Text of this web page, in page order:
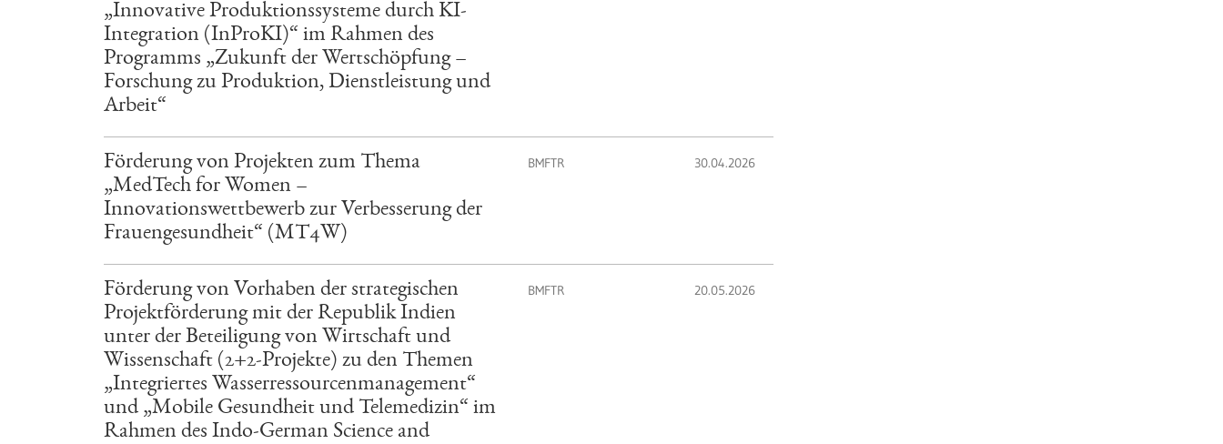
„Innovative Produktionssysteme durch KI-
Integration (InProKI)“ im Rahmen des
Programms „Zukunft der Wertschöpfung –
Forschung zu Produktion, Dienstleistung und
Arbeit“
Förderung von Projekten zum Thema
„MedTech for Women –
Innovationswettbewerb zur Verbesserung der
Frauengesundheit“ (MT4W)
BMFTR 30.04.2026
Förderung von Vorhaben der strategischen
Projektförderung mit der Republik Indien
unter der Beteiligung von Wirtschaft und
Wissenschaft (2+2-Projekte) zu den Themen
„Integriertes Wasserressourcenmanagement“
und „Mobile Gesundheit und Telemedizin“ im
Rahmen des Indo-German Science and
BMFTR 20.05.2026